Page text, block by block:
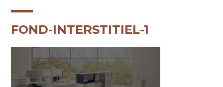
FOND-INTERSTITIEL-1